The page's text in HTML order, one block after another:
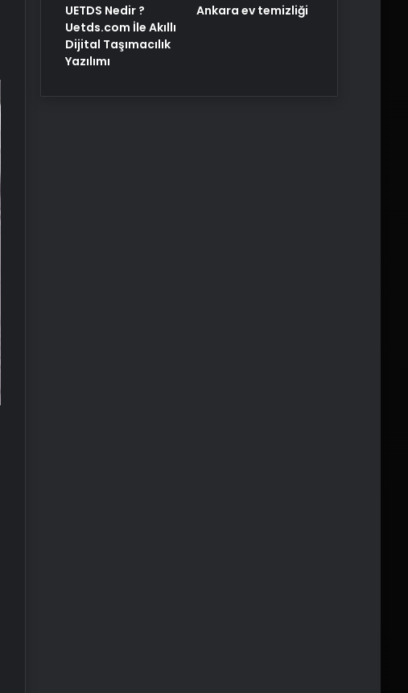
UETDS Nedir ?
Uetds.com İle Akıllı
Dijital Taşımacılık
Yazılımı
Ankara ev temizliği